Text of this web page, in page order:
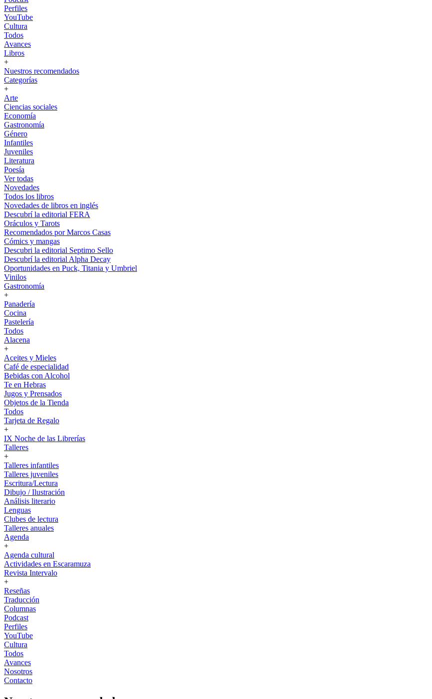
Perfiles
YouTube
Cultura
Todos
Avances
Libros
+
Nuestros recomendados
Categorías
+
Arte
Ciencias sociales
Economía
Gastronomía
Género
Infantiles
Juveniles
Literatura
Poesía
Ver todas
Novedades
Todos los libros
Novedades de libros en inglés
Descubrí la editorial FERA
Oráculos y Tarots
Recomendados por Marcos Casas
Cómics y mangas
Descubri la editorial Septimo Sello
Descubrí la editorial Alpha Decay
Oportunidades en Puck, Titania y Umbriel
Vinilos
Gastronomía
+
Panadería
Cocina
Pastelería
Todos
Alacena
+
Aceites y Mieles
Café de especialidad
Bebidas con Alcohol
Te en Hebras
Jugos y Prensados
Objetos de la Tienda
Todos
Tarjeta de Regalo
+
IX Noche de las Librerías
Talleres
+
Talleres infantiles
Talleres juveniles
Escritura/Lectura
Dibujo / Ilustración
Análisis literario
Lenguas
Clubes de lectura
Talleres anuales
Agenda
+
Agenda cultural
Actividades en Escaramuza
Revista Intervalo
+
Reseñas
Traducción
Columnas
Podcast
Perfiles
YouTube
Cultura
Todos
Avances
Nosotros
Contacto